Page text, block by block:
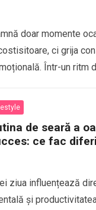
doar momente
ci grija
Într-un ritm
de seară a
ce fac
ziua influențează
și